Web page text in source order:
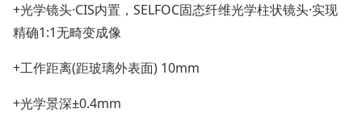
+光学镜头·CIS内置，SELFOC固态纤维光学柱状镜头·实现
精确1:1无畸变成像
+工作距离(距玻璃外表面) 10mm
+光学景深±0.4mm